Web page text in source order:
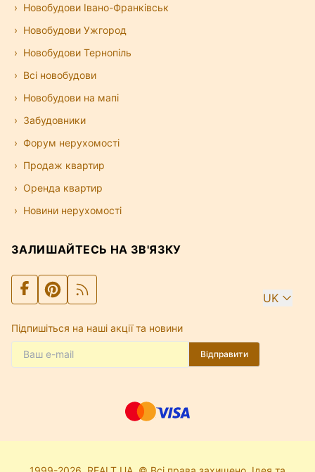
Новобудови Івано-Франківськ
Новобудови Ужгород
Новобудови Тернопіль
Всі новобудови
Новобудови на мапі
Забудовники
Форум нерухомості
Продаж квартир
Оренда квартир
Новини нерухомості
ЗАЛИШАЙТЕСЬ НА ЗВ'ЯЗКУ
UK
Підпишіться на наші акції та новини
Відправити